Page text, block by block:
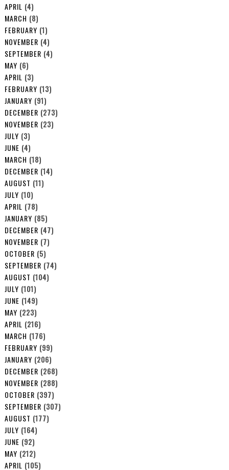
APRIL (4)
MARCH (8)
FEBRUARY (1)
NOVEMBER (4)
SEPTEMBER (4)
MAY (6)
APRIL (3)
FEBRUARY (13)
JANUARY (91)
DECEMBER (273)
NOVEMBER (23)
JULY (3)
JUNE (4)
MARCH (18)
DECEMBER (14)
AUGUST (11)
JULY (10)
APRIL (78)
JANUARY (85)
DECEMBER (47)
NOVEMBER (7)
OCTOBER (5)
SEPTEMBER (74)
AUGUST (104)
JULY (101)
JUNE (149)
MAY (223)
APRIL (216)
MARCH (176)
FEBRUARY (99)
JANUARY (206)
DECEMBER (268)
NOVEMBER (288)
OCTOBER (397)
SEPTEMBER (307)
AUGUST (177)
JULY (164)
JUNE (92)
MAY (212)
APRIL (105)